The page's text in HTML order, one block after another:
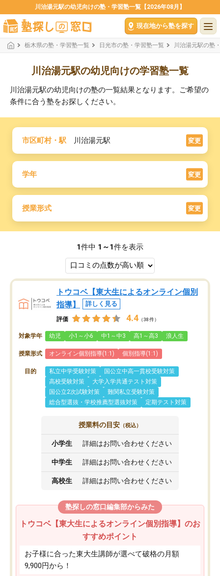
川治湯元駅の幼児向けの塾・学習塾一覧【2026年08月】
現在地から塾を探す
栃木県の塾・学習塾一覧 日光市の塾・学習塾一覧 川治湯元駅の塾
川治湯元駅の幼児向けの学習塾一覧
川治湯元駅の幼児向けの塾の一覧結果となります。ご希望の
条件に合う塾をお探しください。
市区町村・駅 川治湯元駅 変更
学年 変更
授業形式 変更
1件中 1～1件を表示
トウコベ【東大生によるオンライン個別
指導】
詳しく見る
評価 4.4 （38件）
対象学年 幼児 小1～小6 中1～中3 高1～高3 浪人生
授業形式 オンライン個別指導(1:1) 個別指導(1:1)
目的 私立中学受験対策
国公立中高一貫校受験対策
高校受験対策
大学入学共通テスト対策
国公立2次試験対策
難関私立受験対策
総合型選抜・学校推薦型選抜対策
定期テスト対策
授業料の目安 （税込）
小学生 詳細はお問い合わせください
中学生 詳細はお問い合わせください
高校生 詳細はお問い合わせください
塾探しの窓口編集部からみた
トウコベ【東大生によるオンライン個別指導】のお
すすめポイント
お子様に合った東大生講師が選べて破格の月額
9,900円から！